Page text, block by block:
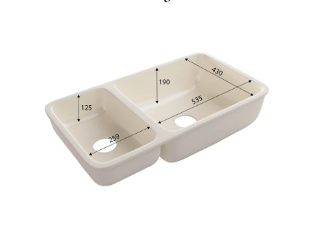
ARIZANI YUBORISH
Robot emasligingizni tasdiqlang
LOYIHANI YUBORISH
Robot emasligingizni tasdiqlang
YUBORISH